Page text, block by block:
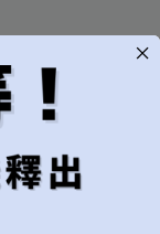
睿麗餐廳與重
需額外付費)